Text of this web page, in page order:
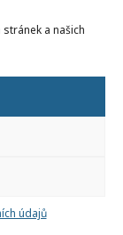
a našich
údajů